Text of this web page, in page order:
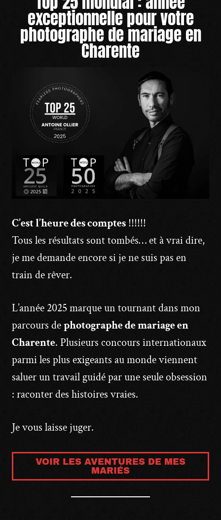
exceptionnelle pour votre
photographe de mariage en
Charente
C’est l’heure des comptes !!!!!!
Tous les résultats sont tombés… et à vrai dire,
je me demande encore si je ne suis pas en
train de rêver.
L’année 2025 marque un tournant dans mon
parcours dephotographe de mariage en
Charente. Plusieurs concours internationaux
parmi les plus exigeants au monde viennent
saluer un travail guidé par une seule obsession
: raconter des histoires vraies.
Je vous laisse juger.
VOIR LES AVENTURES DE MES
MARIÉS